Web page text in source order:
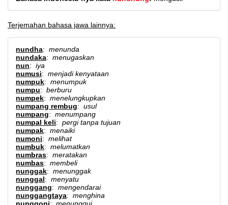
Terjemahan bahasa jawa lainnya:
nundha: menunda
nundaka: menugaskan
nun: iya
numusi: menjadi kenyataan
numpuk: menumpuk
numpu: berburu
numpek: menelungkupkan
numpang rembug: usul
numpang: menumpang
numpal keli: pergi tanpa tujuan
numpak: menaiki
numoni: melihat
numbuk: melumatkan
numbras: meratakan
numbas: membeli
nunggak: menunggak
nunggal: menyatu
nunggang: mengendarai
nunggangtaya: menghina